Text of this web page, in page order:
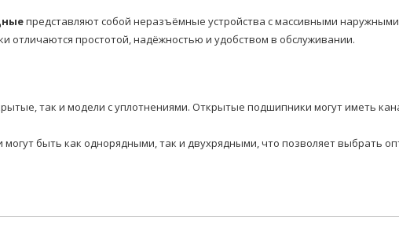
представляют собой неразъёмные устройства с массивными
отличаются простотой, надёжностью и удобством в обслуживании.
так и модели с уплотнениями. Открытые подшипники могут иметь
быть как однорядными, так и двухрядными, что позволяет выбрать